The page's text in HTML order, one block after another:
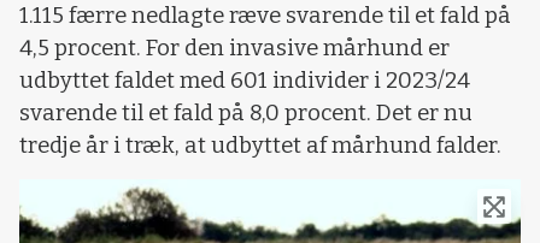
1.115 færre nedlagte ræve svarende til et fald på
4,5 procent. For den invasive mårhund er
udbyttet faldet med 601 individer i 2023/24
svarende til et fald på 8,0 procent. Det er nu
tredje år i træk, at udbyttet af mårhund falder.